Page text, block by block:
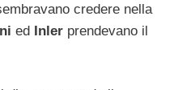
credere nella
ed Inler prendevano il